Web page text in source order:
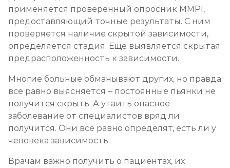
применяется проверенный опросник MMPI,
предоставляющий точные результаты. С ним
проверяется наличие скрытой зависимости,
определяется стадия. Еще выявляется скрытая
предрасположенность к зависимости.
Многие больные обманывают других, но правда
все равно выясняется – постоянные пьянки не
получится скрыть. А утаить опасное
заболевание от специалистов вряд ли
получится. Они все равно определят, есть ли у
человека зависимость.
Врачам важно получить о пациентах, их